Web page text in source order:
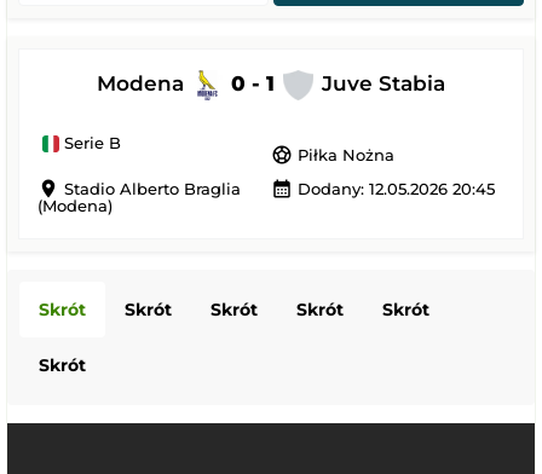
Modena 0 - 1 Juve Stabia
Serie B
sports_soccer Piłka Nożna
location_on Stadio Alberto Braglia
(Modena)
calendar_month Dodany: 12.05.2026 20:45
Skrót Skrót Skrót Skrót Skrót
Skrót